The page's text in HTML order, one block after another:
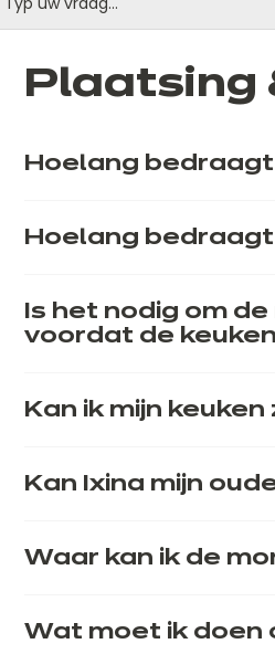
Plaatsing
Hoelang
Hoelang
Is het nodig om
voordat de
Kan ik mijn
Kan Ixina mijn
Waar kan ik de
Wat moet ik doen